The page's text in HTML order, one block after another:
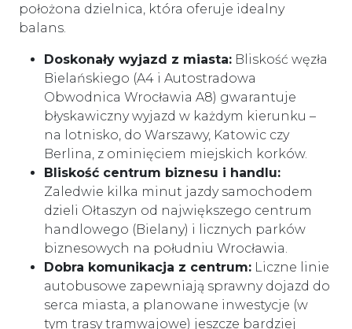
położona dzielnica, która oferuje idealny
balans.
Doskonały wyjazd z miasta: Bliskość węzła
Bielańskiego (A4 i Autostradowa
Obwodnica Wrocławia A8) gwarantuje
błyskawiczny wyjazd w każdym kierunku –
na lotnisko, do Warszawy, Katowic czy
Berlina, z ominięciem miejskich korków.
Bliskość centrum biznesu i handlu:
Zaledwie kilka minut jazdy samochodem
dzieli Ołtaszyn od największego centrum
handlowego (Bielany) i licznych parków
biznesowych na południu Wrocławia.
Dobra komunikacja z centrum: Liczne linie
autobusowe zapewniają sprawny dojazd do
serca miasta, a planowane inwestycje (w
tym trasy tramwajowe) jeszcze bardziej